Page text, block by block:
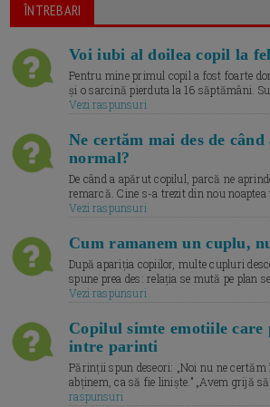
ÎNTREBARI
Voi iubi al doilea copil la
Pentru mine primul copil a fost foarte
și o sarcină pierduta la 16 săptămâni.
Vezi raspunsuri
Ne certăm mai des de
normal?
De când a apărut copilul, parcă ne
remarcă. Cine s-a trezit din nou
Vezi raspunsuri
Cum ramanem un cuplu,
După apariția copiilor, multe cupluri
spune prea des: relația se mută pe plan
Vezi raspunsuri
Copilul simte emotiile care
intre parinti
Părinții spun deseori: „Noi nu ne certăm
abținem, ca să fie liniște.” „Avem grijă
raspunsuri